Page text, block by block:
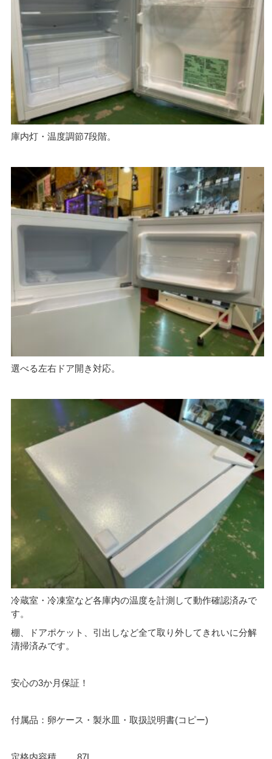
庫内灯・温度調節7段階。
選べる左右ドア開き対応。
冷蔵室・冷凍室など各庫内の温度を計測して動作確認済みで
す。
棚、ドアポケット、引出しなど全て取り外してきれいに分解
清掃済みです。
安心の3か月保証！
付属品：卵ケース・製氷皿・取扱説明書(コピー)
定格内容積 87L